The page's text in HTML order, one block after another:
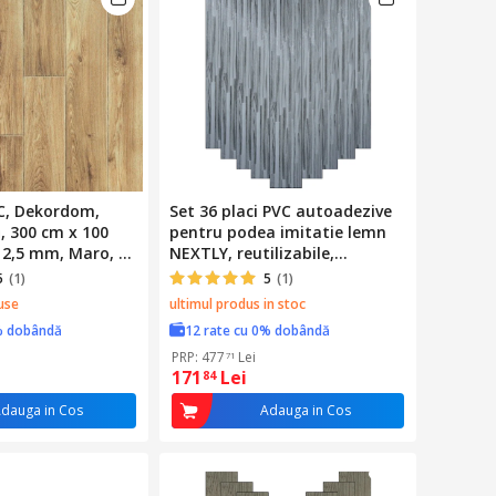
Dekordom,
300 cm x 100
mm, Maro, 3
Uzul
(1)
dobândă
in Cos
Set 36 placi PVC autoadezive
pentru podea imitatie lemn
NEXTLY, reutilizabile,
waterproof, 91.4x15.2cm,
suprafata acoperire 5mp,
V0606-16 gri
5 (1)
ultimul produs in stoc
12 rate cu 0% dobândă
PRP: 477 71 Lei
171 84 Lei
Adauga in Cos